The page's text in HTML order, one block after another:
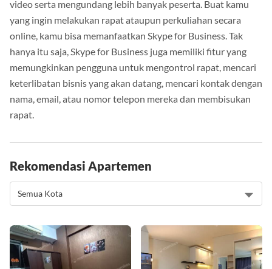
video serta mengundang lebih banyak peserta. Buat kamu
yang ingin melakukan rapat ataupun perkuliahan secara
online, kamu bisa memanfaatkan Skype for Business. Tak
hanya itu saja, Skype for Business juga memiliki fitur yang
memungkinkan pengguna untuk mengontrol rapat, mencari
keterlibatan bisnis yang akan datang, mencari kontak dengan
nama, email, atau nomor telepon mereka dan membisukan
rapat.
Rekomendasi Apartemen